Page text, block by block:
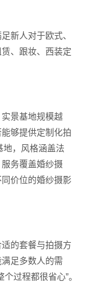
新人对于欧式、
、跟妆、西装定
景基地规模越
够提供定制化拍
地，风格涵盖法
务覆盖婚纱摄
价位的婚纱摄影
的套餐与拍摄方
足多数人的需
过程都很省心”。